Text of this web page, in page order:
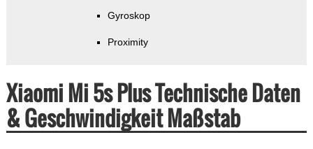
Gyroskop
Proximity
Xiaomi Mi 5s Plus Technische Daten
& Geschwindigkeit Maßstab